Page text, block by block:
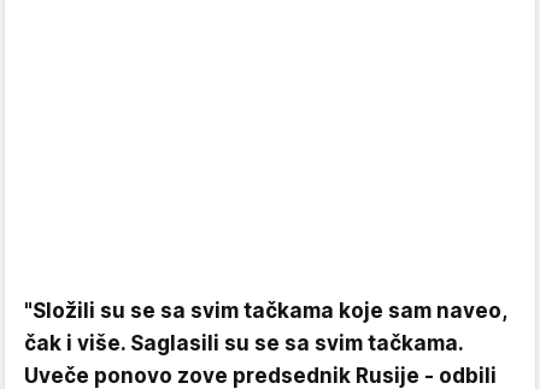
"Složili su se sa svim tačkama koje sam naveo,
čak i više. Saglasili su se sa svim tačkama.
Uveče ponovo zove predsednik Rusije - odbili